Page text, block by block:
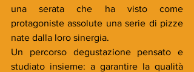
una serata che ha visto come
protagoniste assolute una serie di pizze
nate dalla loro sinergia.
Un percorso degustazione pensato e
studiato insieme: a garantire la qualità